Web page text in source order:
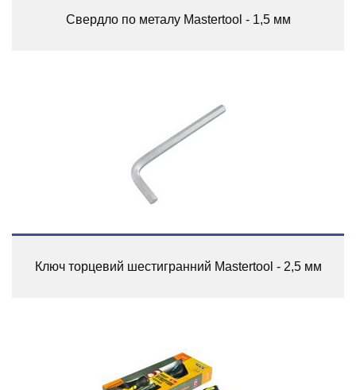
Свердло по металу Mastertool - 1,5 мм
Ключ торцевий шестигранний Mastertool - 2,5 мм